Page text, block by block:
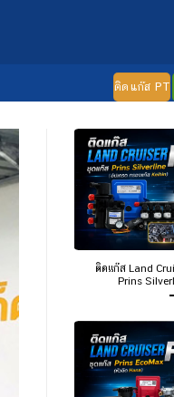
ติดแก๊ส PT
ติดแก๊ส Land
Prins